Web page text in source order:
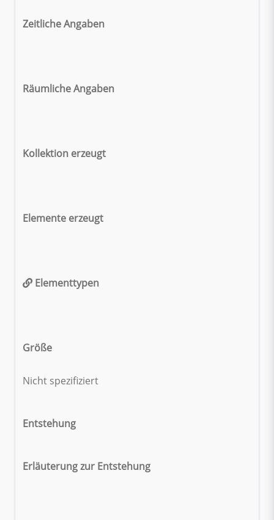
Zeitliche Angaben
Räumliche Angaben
Kollektion erzeugt
Elemente erzeugt
Elementtypen
Größe
Nicht spezifiziert
Entstehung
Erläuterung zur Entstehung